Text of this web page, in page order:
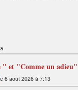
" et "Comme un adieu"
6 août 2026 à 7:13